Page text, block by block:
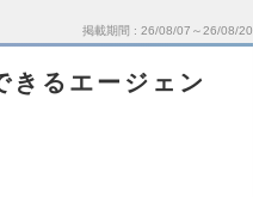
掲載期間 26/08/07～26/08/20
きるエージェン